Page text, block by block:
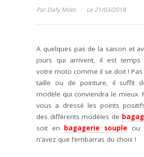
ParDafy Moto · Le 21/03/2018
A quelques pas de la saison et
jours qui arrivent, il est temps
votre moto comme il se doit ! Pas
taille ou de pointure, il suffit
modèle qui conviendra le mieux.
vous a dressé les points
des différents modèles de
soit en bagagerie souple ou
n’avez que l’embarras du choix !